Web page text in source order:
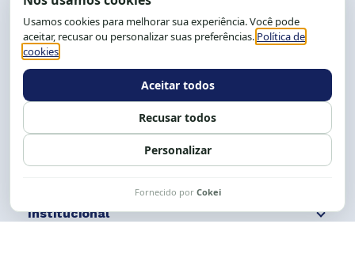
CEP: 40.150-055
Salvador-BA, Brasil.
Tel.: (71) 2104-5457, Cel.: (71) 9 9239-2104 ou 2105
Expediente: 8h às 12h e 13 às 17h.
Siga nossas redes Fale conosco
Institucional